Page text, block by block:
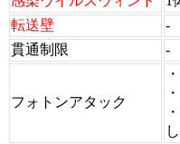
転送壁
-
貫通制限
-
フォトンアタック
し